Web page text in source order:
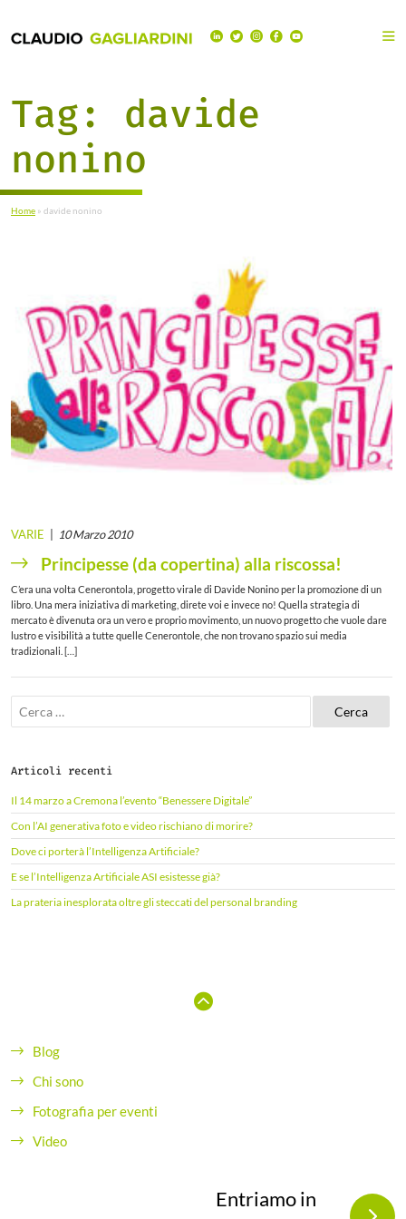
Tag: davide
nonino
Home » davide nonino
VARIE 10 Marzo 2010
Principesse (da copertina) alla riscossa!
C’era una volta Cenerontola, progetto virale di Davide Nonino per la promozione di un
libro. Una mera iniziativa di marketing, direte voi e invece no! Quella strategia di
mercato è divenuta ora un vero e proprio movimento, un nuovo progetto che vuole dare
lustro e visibilità a tutte quelle Cenerontole, che non trovano spazio sui media
tradizionali. […]
r
a
p
e
r
:
Articoli recenti
Il 14 marzo a Cremona l’evento “Benessere Digitale”
Con l’AI generativa foto e video rischiano di morire?
Dove ci porterà l’Intelligenza Artificiale?
E se l’Intelligenza Artificiale ASI esistesse già?
La prateria inesplorata oltre gli steccati del personal branding
Blog
Chi sono
Fotografia per eventi
Video
Entriamo in